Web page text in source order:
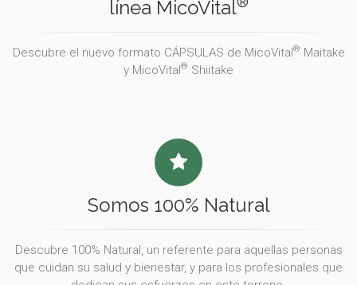
línea MicoVital
Descubre el nuevo formato CÁPSULAS de MicoVital® Maitake
y MicoVital® Shiitake
Somos 100% Natural
Descubre 100% Natural, un referente para aquellas personas
que cuidan su salud y bienestar, y para los profesionales que